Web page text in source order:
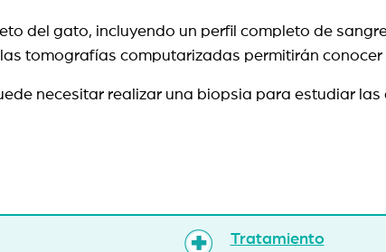
del gato, incluyendo un perfil completo de
tomografías computarizadas permitirán
necesitar realizar una biopsia para estudiar
Tratamiento